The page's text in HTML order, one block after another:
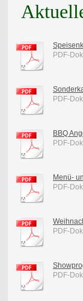
PDF-
PDF-
BBQ
PDF-
Menü-
PDF-
PDF-
PDF-